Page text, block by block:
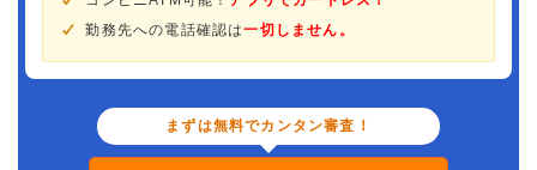
勤務先への電話確認は一切しません。
まずは無料でカンタン審査！